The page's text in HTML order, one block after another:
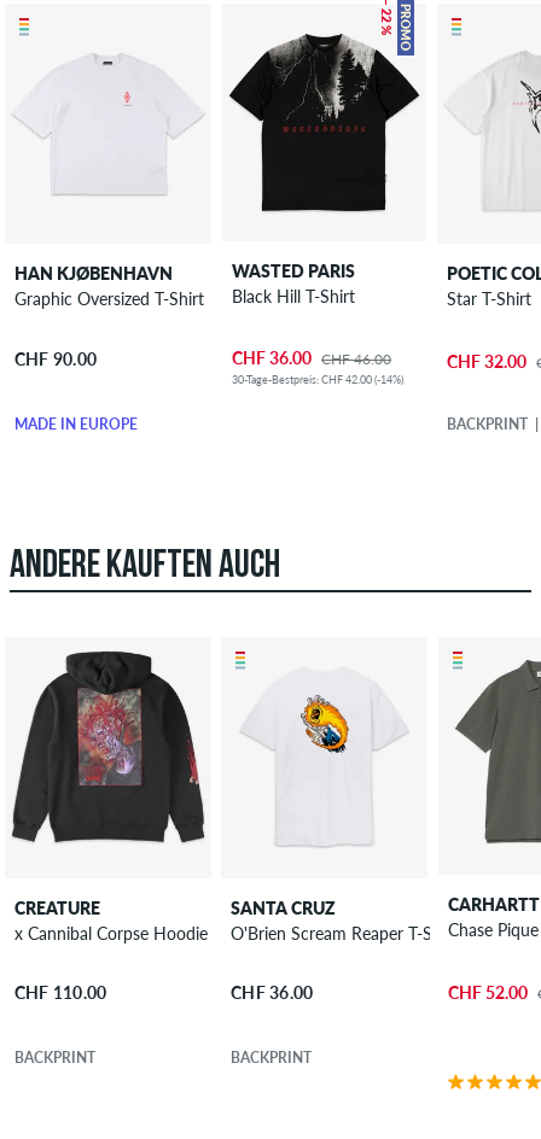
HAN KJØBENHAVN
Graphic Oversized T-Shirt
CHF 90.00
MADE IN EUROPE
PROMO
– 22 %
WASTED PARIS
Black Hill T-Shirt
CHF 36.00 CHF 46.00
30-Tage-Bestpreis: CHF 42.00 (-14%)
POETIC
Star T-Shirt
CHF 32.00
BACKPRINT
ANDERE KAUFTEN AUCH
CREATURE
x Cannibal Corpse Hoodie
CHF 110.00
BACKPRINT
SANTA CRUZ
O'Brien Scream Reaper T-Shirt
CHF 36.00
BACKPRINT
Chase
CHF 52.00